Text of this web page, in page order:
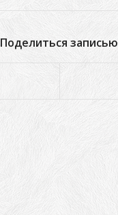
Поделиться записью